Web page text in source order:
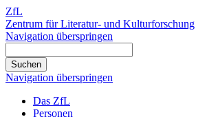
ZfL
Zentrum für Literatur- und Kulturforschung
Navigation überspringen
Navigation überspringen
Das ZfL
Personen